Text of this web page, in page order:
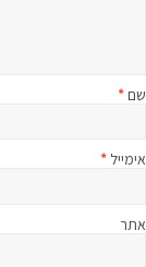
שם*
אימייל *
אתר